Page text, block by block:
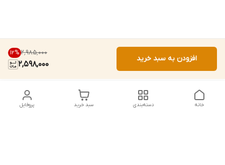
۲٬۹۸۵٬۰۰۰ 12%
2,598,000
افزودن به سبد خرید
پروفایل سبد خرید دسته‌بندی خانه